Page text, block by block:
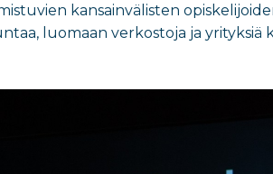
kansainvälisten
luomaan verkostoja ja yrityksiä